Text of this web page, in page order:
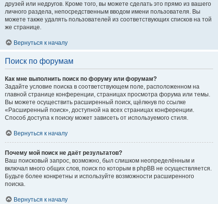
друзей или недругов. Кроме того, вы можете сделать это прямо из вашего
личного раздела, непосредственным вводом имени пользователя. Вы
можете также удалять пользователей из соответствующих списков на той
же странице.
Вернуться к началу
Поиск по форумам
Как мне выполнить поиск по форуму или форумам?
Задайте условие поиска в соответствующем поле, расположенном на
главной странице конференции, страницах просмотра форума или темы.
Вы можете осуществить расширенный поиск, щёлкнув по ссылке
«Расширенный поиск», доступной на всех страницах конференции.
Способ доступа к поиску может зависеть от используемого стиля.
Вернуться к началу
Почему мой поиск не даёт результатов?
Ваш поисковый запрос, возможно, был слишком неопределённым и
включал много общих слов, поиск по которым в phpBB не осуществляется.
Будьте более конкретны и используйте возможности расширенного
поиска.
Вернуться к началу